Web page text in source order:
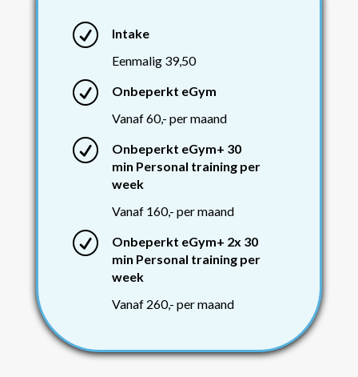
R
Intake
Eenmalig 39,50
R
Onbeperkt eGym
Vanaf 60,- per maand
R
Onbeperkt eGym+ 30
min Personal training per
week
Vanaf 160,- per maand
R
Onbeperkt eGym+ 2x 30
min Personal training per
week
Vanaf 260,- per maand